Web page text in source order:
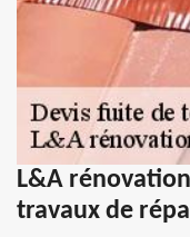
L&A
travaux de